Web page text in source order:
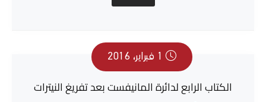
1 فبراير، 2016
الكتاب الرابع لدائرة المانيفست بعد تفريغ النيترات